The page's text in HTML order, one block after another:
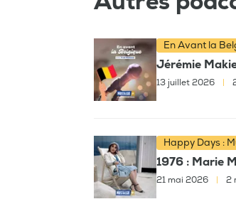
En Avant la
Jérémie
13 juillet 2026
Happy Days :
1976 : Marie
21 mai 2026 2